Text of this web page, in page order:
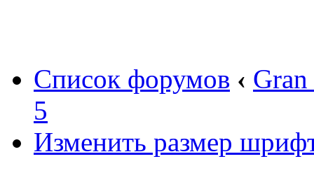
Список форумов ‹
5
Изменить размер